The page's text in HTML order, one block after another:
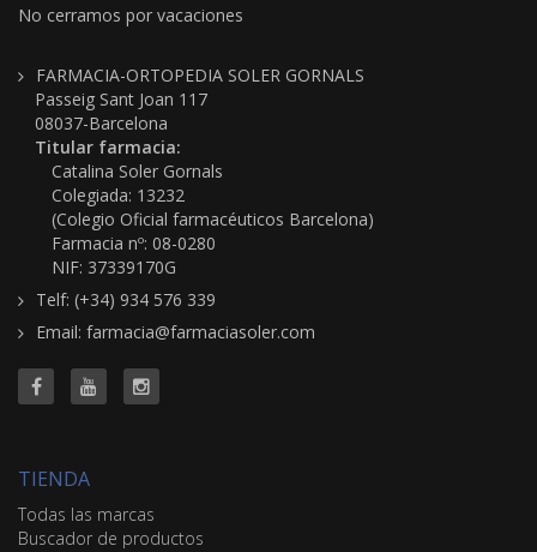
No cerramos por vacaciones
FARMACIA-ORTOPEDIA SOLER GORNALS
Passeig Sant Joan 117
08037-Barcelona
Titular farmacia:
Catalina Soler Gornals
Colegiada: 13232
(Colegio Oficial farmacéuticos Barcelona)
Farmacia nº: 08-0280
NIF: 37339170G
Telf: (+34) 934 576 339
Email: farmacia@farmaciasoler.com
TIENDA
Todas las marcas
Buscador de productos